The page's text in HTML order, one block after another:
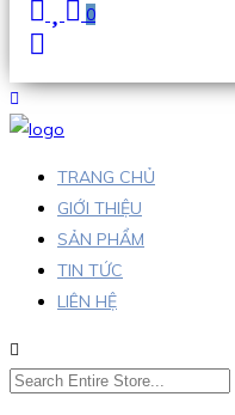
0
TRANG CHỦ
GIỚI THIỆU
SẢN PHẨM
TIN TỨC
LIÊN HỆ